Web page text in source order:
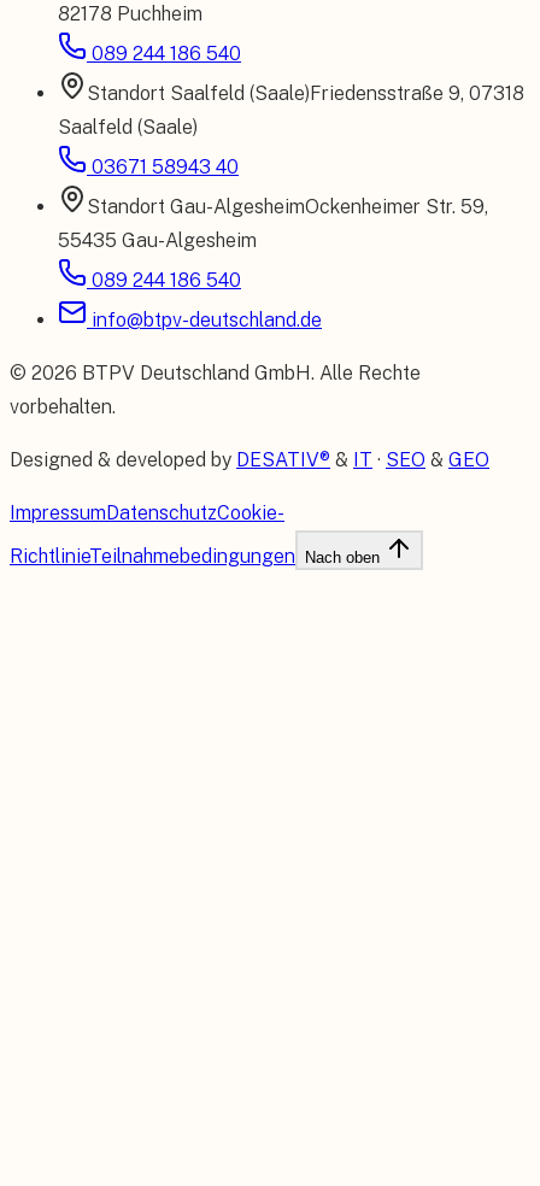
82178 Puchheim
089 244 186 540
Standort Saalfeld (Saale)Friedensstraße 9, 07318
Saalfeld (Saale)
03671 58943 40
Standort Gau-AlgesheimOckenheimer Str. 59,
55435 Gau-Algesheim
089 244 186 540
info@btpv-deutschland.de
© 2026 BTPV Deutschland GmbH. Alle Rechte
vorbehalten.
Designed & developed by DESATIV® & IT · SEO & GEO
ImpressumDatenschutzCookie-
RichtlinieTeilnahmebedingungen Nach oben